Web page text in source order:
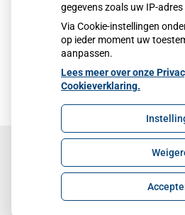
stap voor stap in gebruik kunt
informatie over de app.
Uw Zorg Online
Privacy verklaring Cookie-
gegevens zoals uw IP-
Via Cookie-instellingen
op ieder moment uw
aanpassen.
Lees meer over onze
Cookieverklaring.